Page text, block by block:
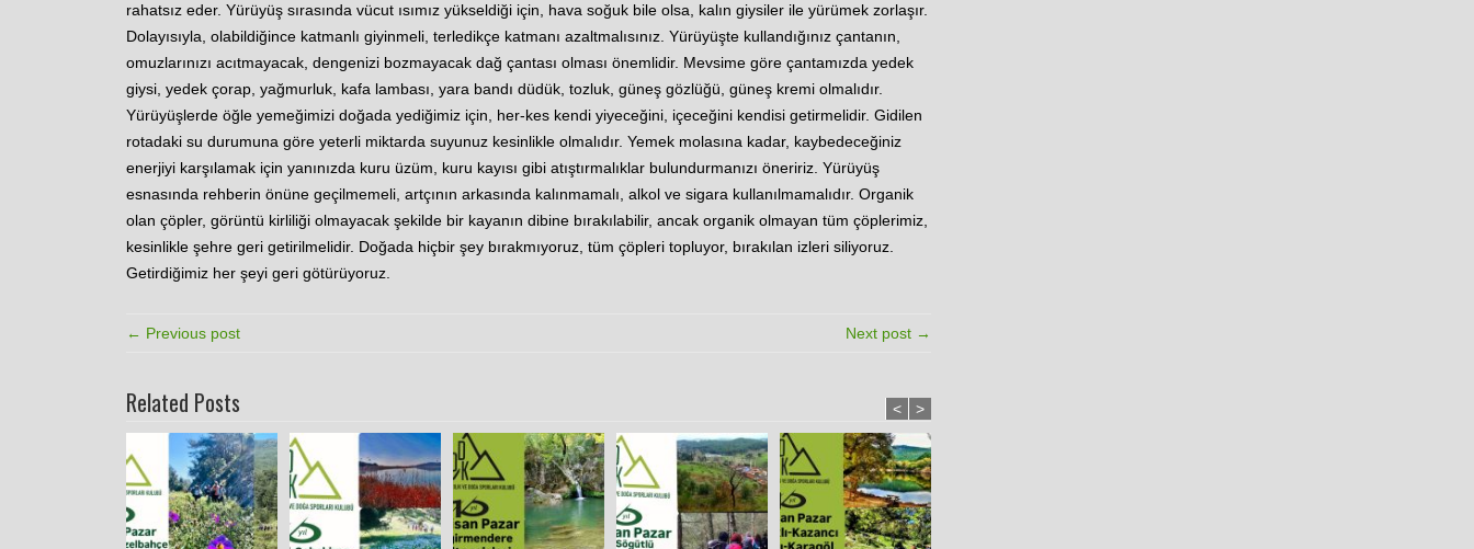
rahatsız eder. Yürüyüş sırasında vücut ısımız yükseldiği için, hava soğuk bile olsa, kalın giysiler ile yürümek zorlaşır.
Dolayısıyla, olabildiğince katmanlı giyinmeli, terledikçe katmanı azaltmalısınız. Yürüyüşte kullandığınız çantanın,
omuzlarınızı acıtmayacak, dengenizi bozmayacak dağ çantası olması önemlidir. Mevsime göre çantamızda yedek
giysi, yedek çorap, yağmurluk, kafa lambası, yara bandı düdük, tozluk, güneş gözlüğü, güneş kremi olmalıdır.
Yürüyüşlerde öğle yemeğimizi doğada yediğimiz için, her-kes kendi yiyeceğini, içeceğini kendisi getirmelidir. Gidilen
rotadaki su durumuna göre yeterli miktarda suyunuz kesinlikle olmalıdır. Yemek molasına kadar, kaybedeceğiniz
enerjiyi karşılamak için yanınızda kuru üzüm, kuru kayısı gibi atıştırmalıklar bulundurmanızı öneririz. Yürüyüş
esnasında rehberin önüne geçilmemeli, artçının arkasında kalınmamalı, alkol ve sigara kullanılmamalıdır. Organik
olan çöpler, görüntü kirliliği olmayacak şekilde bir kayanın dibine bırakılabilir, ancak organik olmayan tüm çöplerimiz,
kesinlikle şehre geri getirilmelidir. Doğada hiçbir şey bırakmıyoruz, tüm çöpleri topluyor, bırakılan izleri siliyoruz.
Getirdiğimiz her şeyi geri götürüyoruz.
← Previous post Next post →
Related Posts < >